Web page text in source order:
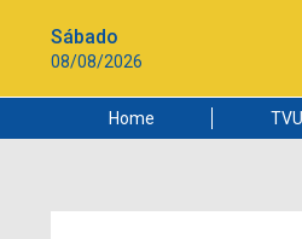
Sábado
08/08/2026
Home
Ciudad